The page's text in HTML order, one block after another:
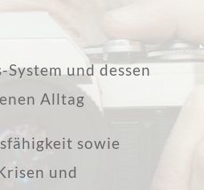
und dessen
Alltag
sowie
und